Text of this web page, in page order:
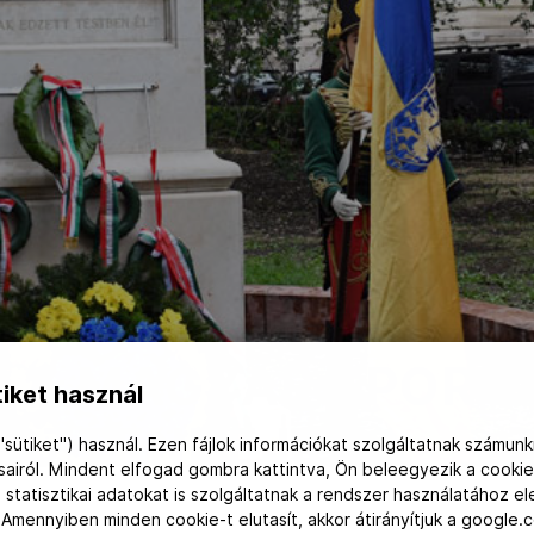
A MAGYAR
használ
használ. Ezen fájlok információkat szolgáltatnak
Mindent elfogad gombra kattintva, Ön beleegyezik a
statisztikai adatokat is szolgáltatnak a rendszer használatához
minden cookie-t elutasít, akkor átirányítjuk a